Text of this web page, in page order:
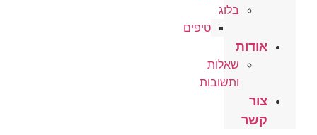
בלוג
טיפים
אודות
שאלות
ותשובות
צור
קשר